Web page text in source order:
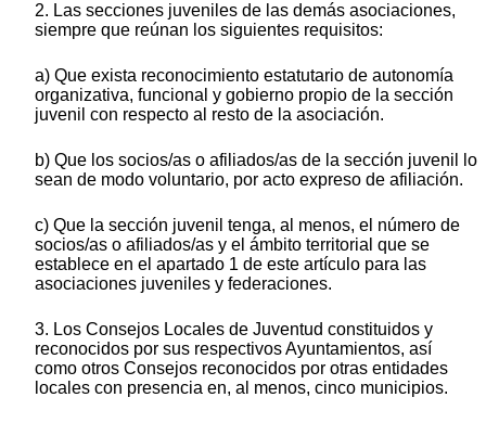
2. Las secciones juveniles de las demás asociaciones,
siempre que reúnan los siguientes requisitos:
a) Que exista reconocimiento estatutario de autonomía
organizativa, funcional y gobierno propio de la sección
juvenil con respecto al resto de la asociación.
b) Que los socios/as o afiliados/as de la sección juvenil lo
sean de modo voluntario, por acto expreso de afiliación.
c) Que la sección juvenil tenga, al menos, el número de
socios/as o afiliados/as y el ámbito territorial que se
establece en el apartado 1 de este artículo para las
asociaciones juveniles y federaciones.
3. Los Consejos Locales de Juventud constituidos y
reconocidos por sus respectivos Ayuntamientos, así
como otros Consejos reconocidos por otras entidades
locales con presencia en, al menos, cinco municipios.